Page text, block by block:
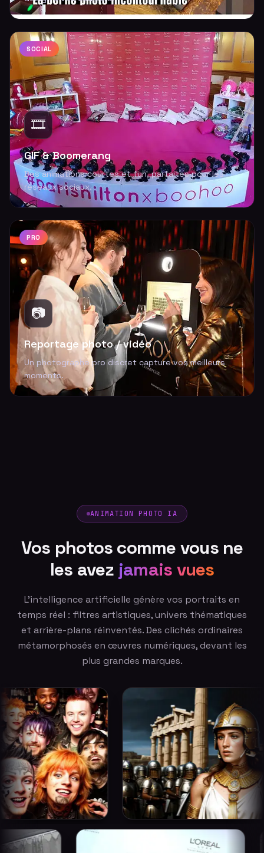
SOCIAL
🎞️
GIF & Boomerang
Des animations courtes et fun, parfaites pour les
réseaux sociaux.
PRO
📷
Reportage photo / vidéo
Un photographe pro discret capture vos meilleurs
moments.
ANIMATION PHOTO IA
Vos photos comme vous ne
les avez jamais vues
L'intelligence artificielle génère vos portraits en
temps réel : filtres artistiques, univers thématiques
et arrière-plans réinventés. Des clichés ordinaires
métamorphosés en œuvres numériques, devant les
plus grandes marques.